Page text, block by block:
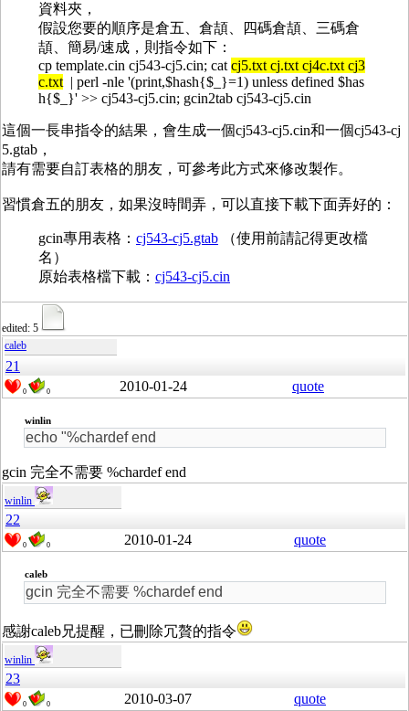
資料夾，
假設您要的順序是倉五、倉頡、四碼倉頡、三碼倉
頡、簡易/速成，則指令如下：
cp template.cin cj543-cj5.cin; catcj5.txt cj.txt cj4c.txt cj3
c.txt| perl -nle '(print,$hash{$_}=1) unless defined $has
h{$_}' >> cj543-cj5.cin; gcin2tab cj543-cj5.cin
這個一長串指令的結果，會生成一個cj543-cj5.cin和一個cj543-cj
5.gtab，
請有需要自訂表格的朋友，可參考此方式來修改製作。
習慣倉五的朋友，如果沒時間弄，可以直接下載下面弄好的：
gcin專用表格： cj543-cj5.gtab （使用前請記得更改檔
名）
原始表格檔下載： cj543-cj5.cin
edited: 5
caleb
21
0 0 2010-01-24 quote
winlin
echo "%chardef end
gcin 完全不需要 %chardef end
winlin
22
0 0 2010-01-24 quote
caleb
gcin 完全不需要 %chardef end
感謝caleb兄提醒，已刪除冗贅的指令
winlin
23
0 0 2010-03-07
quote